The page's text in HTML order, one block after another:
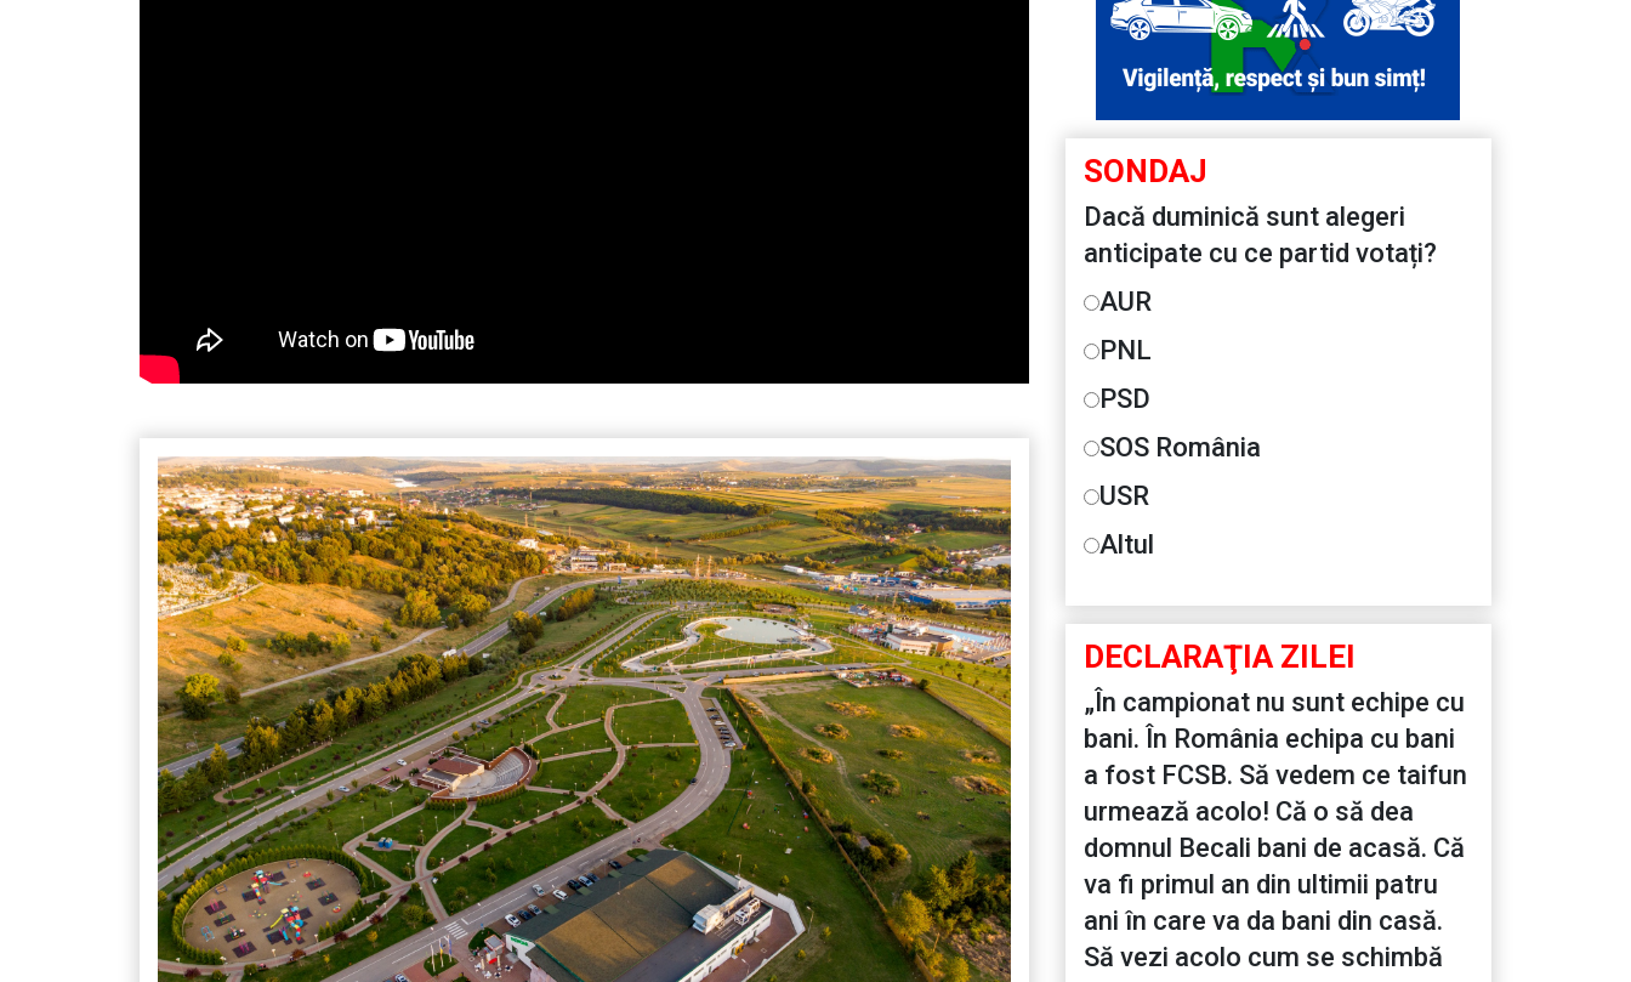
SONDAJ
Dacă duminică sunt alegeri
anticipate cu ce partid votați?
AUR
PNL
PSD
SOS România
USR
Altul
DECLARAŢIA ZILEI
„În campionat nu sunt echipe cu
bani. În România echipa cu bani
a fost FCSB. Să vedem ce taifun
urmează acolo! Că o să dea
domnul Becali bani de acasă. Că
va fi primul an din ultimii patru
ani în care va da bani din casă.
Să vezi acolo cum se schimbă